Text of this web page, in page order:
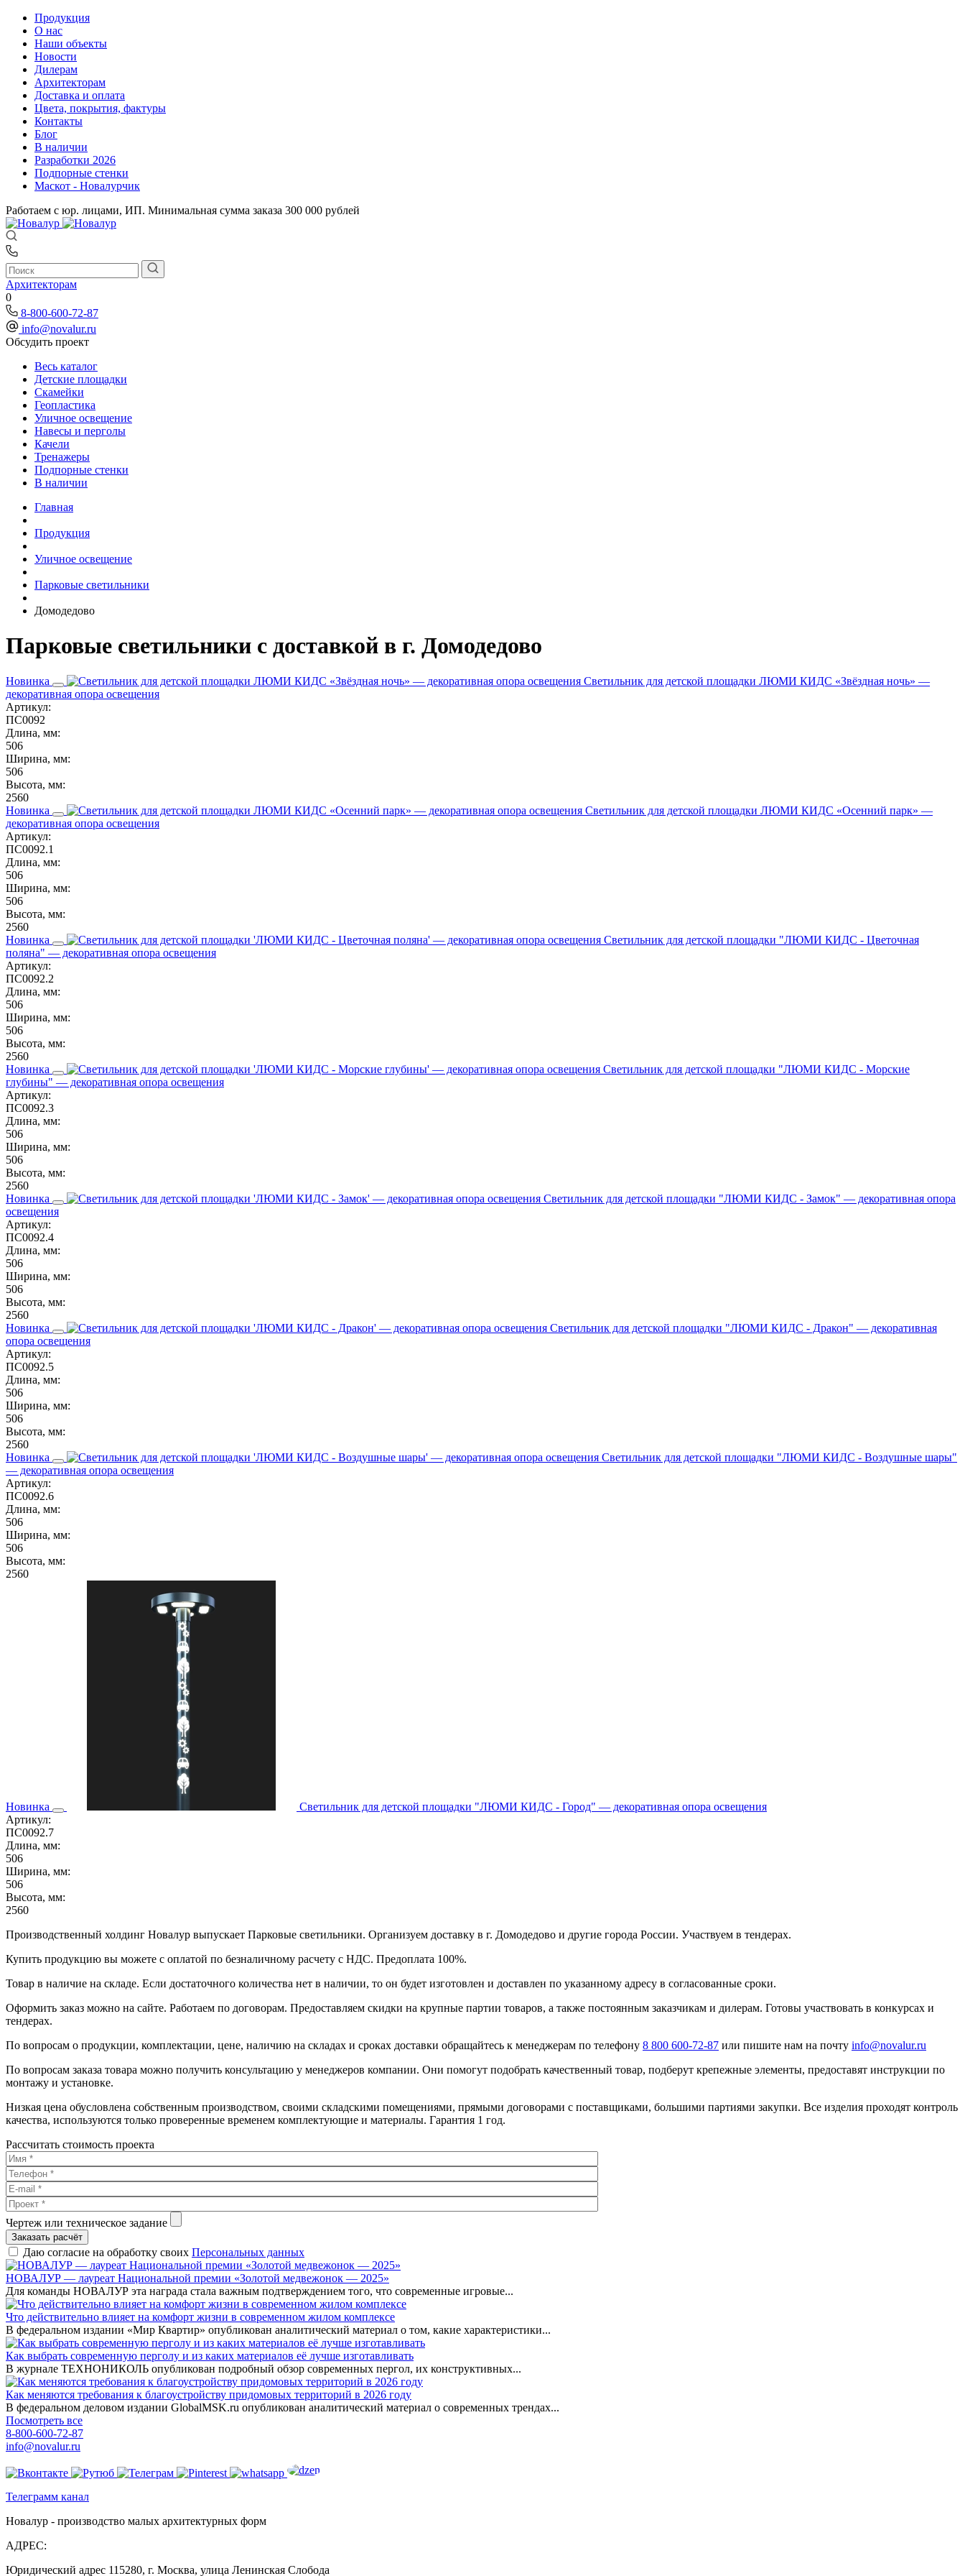
Продукция
О нас
Наши объекты
Новости
Дилерам
Архитекторам
Доставка и оплата
Цвета, покрытия, фактуры
Контакты
Блог
В наличии
Разработки 2026
Подпорные стенки
Маскот - Новалурчик
Работаем с юр. лицами, ИП. Минимальная сумма заказа 300 000 рублей
Архитекторам
0
8-800-600-72-87
info@novalur.ru
Обсудить проект
Весь каталог
Детские площадки
Скамейки
Геопластика
Уличное освещение
Навесы и перголы
Качели
Тренажеры
Подпорные стенки
В наличии
Главная
Продукция
Уличное освещение
Парковые светильники
Домодедово
Парковые светильники с доставкой в г. Домодедово
Новинка
Светильник для детской площадки ЛЮМИ КИДС «Звёздная ночь» —
декоративная опора освещения
Артикул:
ПС0092
Длина, мм:
506
Ширина, мм:
506
Высота, мм:
2560
Новинка
Светильник для детской площадки ЛЮМИ КИДС «Осенний парк» —
декоративная опора освещения
Артикул:
ПС0092.1
Длина, мм:
506
Ширина, мм:
506
Высота, мм:
2560
Новинка
Светильник для детской площадки "ЛЮМИ КИДС - Цветочная
поляна" — декоративная опора освещения
Артикул:
ПС0092.2
Длина, мм:
506
Ширина, мм:
506
Высота, мм:
2560
Новинка
Светильник для детской площадки "ЛЮМИ КИДС - Морские
глубины" — декоративная опора освещения
Артикул:
ПС0092.3
Длина, мм:
506
Ширина, мм:
506
Высота, мм:
2560
Новинка
Светильник для детской площадки "ЛЮМИ КИДС - Замок" — декоративная опора
освещения
Артикул:
ПС0092.4
Длина, мм:
506
Ширина, мм:
506
Высота, мм:
2560
Новинка
Светильник для детской площадки "ЛЮМИ КИДС - Дракон" — декоративная
опора освещения
Артикул:
ПС0092.5
Длина, мм:
506
Ширина, мм:
506
Высота, мм:
2560
Новинка
Светильник для детской площадки "ЛЮМИ КИДС - Воздушные шары"
— декоративная опора освещения
Артикул:
ПС0092.6
Длина, мм:
506
Ширина, мм:
506
Высота, мм:
2560
Новинка
Светильник для детской площадки "ЛЮМИ КИДС - Город" — декоративная опора освещения
Артикул:
ПС0092.7
Длина, мм:
506
Ширина, мм:
506
Высота, мм:
2560
Производственный холдинг Новалур выпускает Парковые светильники. Организуем доставку в г. Домодедово и другие города России. Участвуем в тендерах.
Купить продукцию вы можете с оплатой по безналичному расчету с НДС. Предоплата 100%.
Товар в наличие на складе. Если достаточного количества нет в наличии, то он будет изготовлен и доставлен по указанному адресу в согласованные сроки.
Оформить заказ можно на сайте. Работаем по договорам. Предоставляем скидки на крупные партии товаров, а также постоянным заказчикам и дилерам. Готовы участвовать в конкурсах и
тендерах.
По вопросам о продукции, комплектации, цене, наличию на складах и сроках доставки обращайтесь к менеджерам по телефону 8 800 600-72-87 или пишите нам на почту info@novalur.ru
По вопросам заказа товара можно получить консультацию у менеджеров компании. Они помогут подобрать качественный товар, подберут крепежные элементы, предоставят инструкции по
монтажу и установке.
Низкая цена обусловлена собственным производством, своими складскими помещениями, прямыми договорами с поставщиками, большими партиями закупки. Все изделия проходят контроль
качества, используются только проверенные временем комплектующие и материалы. Гарантия 1 год.
Рассчитать стоимость проекта
Чертеж или техническое задание
Заказать расчёт
Даю согласие на обработку своих Персональных данных
НОВАЛУР — лауреат Национальной премии «Золотой медвежонок — 2025»
Для команды НОВАЛУР эта награда стала важным подтверждением того, что современные игровые...
Что действительно влияет на комфорт жизни в современном жилом комплексе
В федеральном издании «Мир Квартир» опубликован аналитический материал о том, какие характеристики...
Как выбрать современную перголу и из каких материалов её лучше изготавливать
В журнале ТЕХНОНИКОЛЬ опубликован подробный обзор современных пергол, их конструктивных...
Как меняются требования к благоустройству придомовых территорий в 2026 году
В федеральном деловом издании GlobalMSK.ru опубликован аналитический материал о современных трендах...
Посмотреть все
8-800-600-72-87
info@novalur.ru
Телеграмм канал
Новалур - производство малых архитектурных форм
АДРЕС:
Юридический адрес 115280, г. Москва, улица Ленинская Слобода